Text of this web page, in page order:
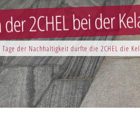
der Nachhaltigkeit durfte die 2CHEL die
2CHEL bei der